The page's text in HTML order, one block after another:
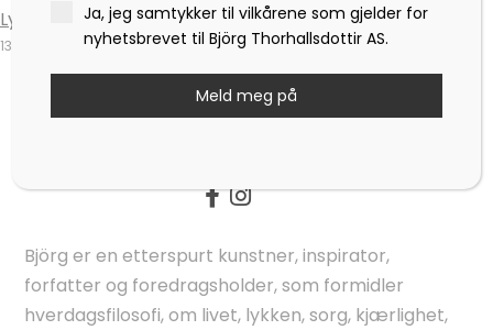
Lykkehaven på Ormøya er åpen
13. april 2026
Björg er en etterspurt kunstner, inspirator,
forfatter og foredragsholder, som formidler
hverdagsfilosofi, om livet, lykken, sorg, kjærlighet,
Ja, jeg samtykker til vilkårene som gjelder for
nyhetsbrevet til Björg Thorhallsdottir AS.
Meld meg på